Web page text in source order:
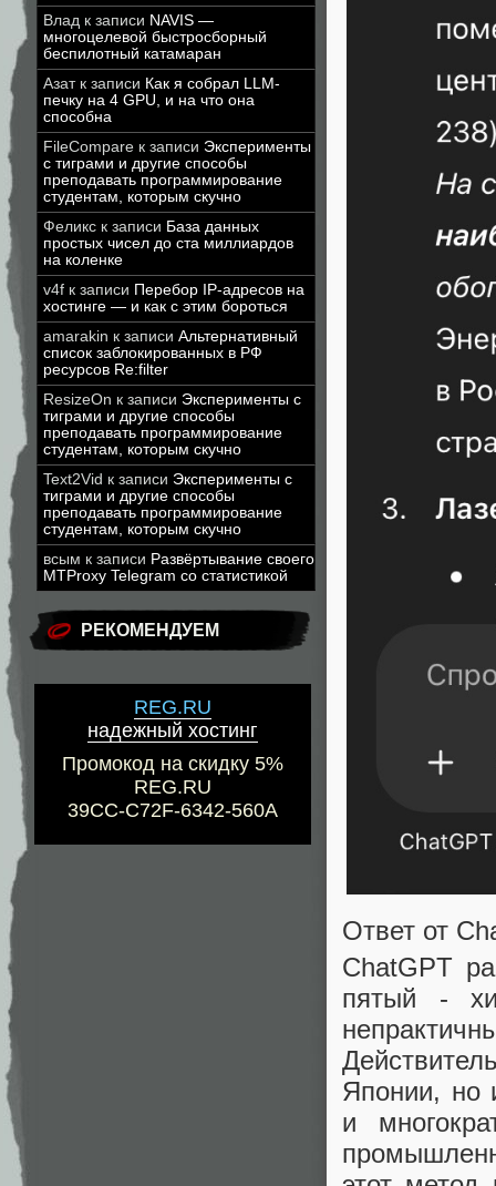
Влад к записи NAVIS —
многоцелевой быстросборный
беспилотный катамаран
Азатк записи Как я собрал LLM-
печку на 4 GPU, и на что она
способна
FileCompare к записи Эксперименты
с тиграми и другие способы
преподавать программирование
студентам, которым скучно
Феликс к записи База данных
простых чисел до ста миллиардов
на коленке
v4f к записи Перебор IP-адресов на
хостинге — и как с этим бороться
amarakin к записи Альтернативный
список заблокированных в РФ
ресурсов Re:filter
ResizeOn к записи Эксперименты с
тиграми и другие способы
преподавать программирование
студентам, которым скучно
Text2Vid к записи Эксперименты с
тиграми и другие способы
преподавать программирование
студентам, которым скучно
всым к записи Развёртывание своего
MTProxy Telegram со статистикой
РЕКОМЕНДУЕМ
REG.RU
надежный хостинг
Промокод на скидку 5%
REG.RU
39CC-C72F-6342-560A
Ответ от
ChatGPT
пятый -
Японии, но
и